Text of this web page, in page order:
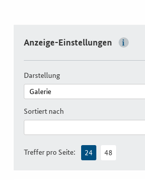
Anzeige-Einstellungen
Darstellung
Sortiert nach
Treffer pro Seite: 24 48